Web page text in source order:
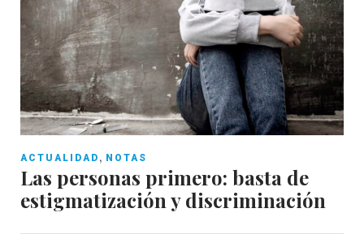
ACTUALIDAD , NOTAS
Las personas primero: basta de
estigmatización y discriminación